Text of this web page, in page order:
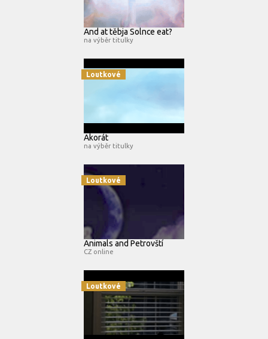
And at těbja Solnce eat?
na výběr titulky
Loutkové
Akorát
na výběr titulky
Loutkové
Animals and Petrovští
CZ online
Loutkové